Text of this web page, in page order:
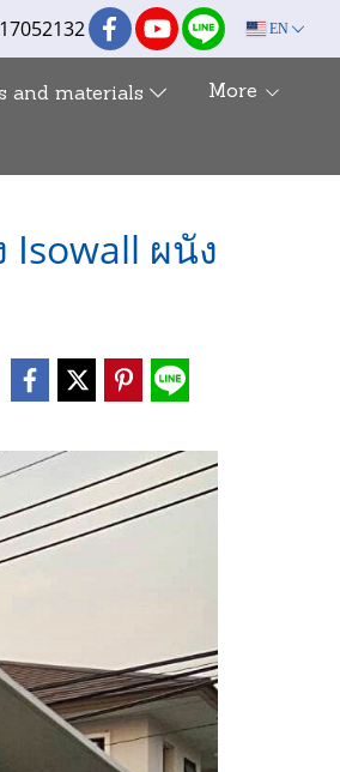
EN
and materials More
Isowall ผนัง